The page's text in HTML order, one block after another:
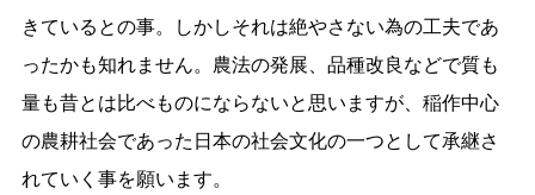
きているとの事。しかしそれは絶やさない為の工夫であ
ったかも知れません。農法の発展、品種改良などで質も
量も昔とは比べものにならないと思いますが、稲作中心
の農耕社会であった日本の社会文化の一つとして承継さ
れていく事を願います。